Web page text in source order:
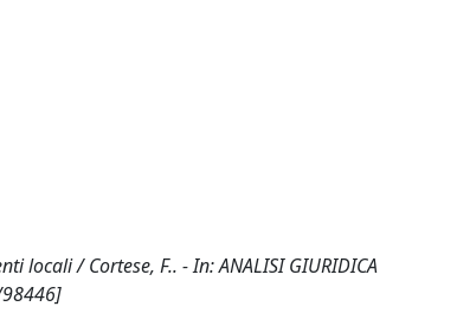
locali / Cortese, F.. - In: ANALISI GIURIDICA
98446]